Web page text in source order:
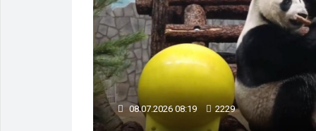
08.07.2026 08:19 2229